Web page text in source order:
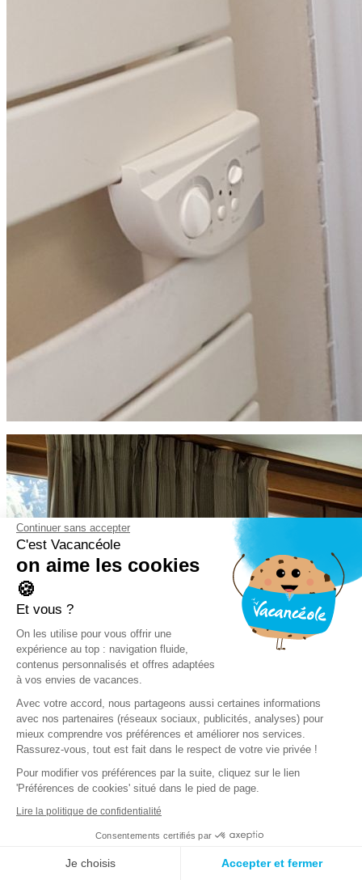
Continuer sans accepter
C'est Vacancéole
on aime les cookies
🍪
Et vous ?
On les utilise pour vous offrir une
expérience au top : navigation fluide,
contenus personnalisés et offres adaptées
à vos envies de vacances.
Avec votre accord, nous partageons aussi certaines informations
avec nos partenaires (réseaux sociaux, publicités, analyses) pour
mieux comprendre vos préférences et améliorer nos services.
Rassurez-vous, tout est fait dans le respect de votre vie privée !
Pour modifier vos préférences par la suite, cliquez sur le lien
'Préférences de cookies' situé dans le pied de page.
Lire la politique de confidentialité
Consentements certifiés par
Je choisis Accepter et fermer